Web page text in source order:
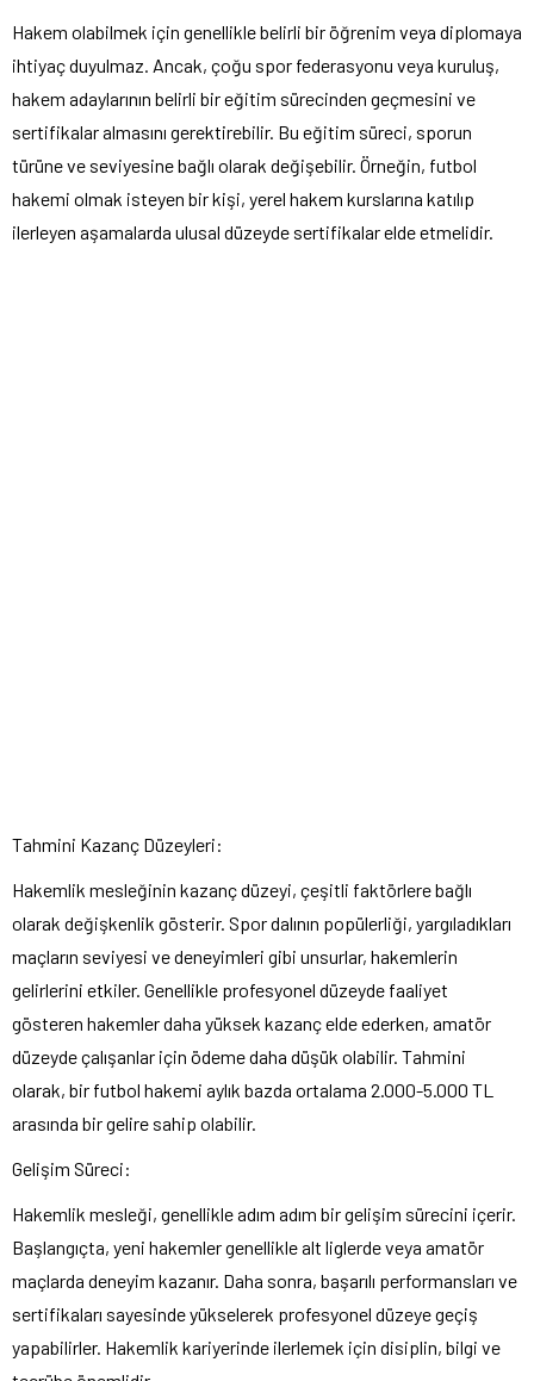
Hakem olabilmek için genellikle belirli bir öğrenim veya diplomaya
ihtiyaç duyulmaz. Ancak, çoğu spor federasyonu veya kuruluş,
hakem adaylarının belirli bir eğitim sürecinden geçmesini ve
sertifikalar almasını gerektirebilir. Bu eğitim süreci, sporun
türüne ve seviyesine bağlı olarak değişebilir. Örneğin, futbol
hakemi olmak isteyen bir kişi, yerel hakem kurslarına katılıp
ilerleyen aşamalarda ulusal düzeyde sertifikalar elde etmelidir.
Tahmini Kazanç Düzeyleri:
Hakemlik mesleğinin kazanç düzeyi, çeşitli faktörlere bağlı
olarak değişkenlik gösterir. Spor dalının popülerliği, yargıladıkları
maçların seviyesi ve deneyimleri gibi unsurlar, hakemlerin
gelirlerini etkiler. Genellikle profesyonel düzeyde faaliyet
gösteren hakemler daha yüksek kazanç elde ederken, amatör
düzeyde çalışanlar için ödeme daha düşük olabilir. Tahmini
olarak, bir futbol hakemi aylık bazda ortalama 2.000-5.000 TL
arasında bir gelire sahip olabilir.
Gelişim Süreci:
Hakemlik mesleği, genellikle adım adım bir gelişim sürecini içerir.
Başlangıçta, yeni hakemler genellikle alt liglerde veya amatör
maçlarda deneyim kazanır. Daha sonra, başarılı performansları ve
sertifikaları sayesinde yükselerek profesyonel düzeye geçiş
yapabilirler. Hakemlik kariyerinde ilerlemek için disiplin, bilgi ve